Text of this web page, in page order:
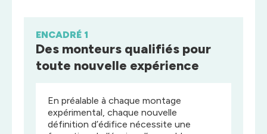
ENCADRÉ 1
Des monteurs qualifiés pour
toute nouvelle expérience
En préalable à chaque montage
expérimental, chaque nouvelle
définition d’édifice nécessite une